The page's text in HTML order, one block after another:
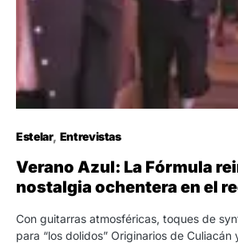
Estelar Entrevistas
Verano Azul: La Fórmula
nostalgia ochentera en el
Con guitarras atmosféricas, toques de
para “los dolidos” Originarios de Culiacán